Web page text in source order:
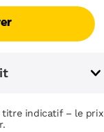
titre indicatif – le prix